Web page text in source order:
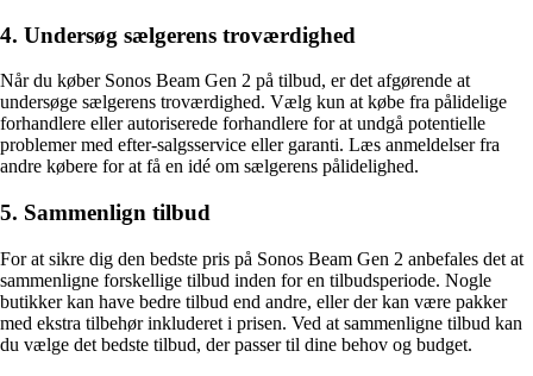
4. Undersøg sælgerens troværdighed
Når du køber Sonos Beam Gen 2 på tilbud, er det afgørende at
undersøge sælgerens troværdighed. Vælg kun at købe fra pålidelige
forhandlere eller autoriserede forhandlere for at undgå potentielle
problemer med efter-salgsservice eller garanti. Læs anmeldelser fra
andre købere for at få en idé om sælgerens pålidelighed.
5. Sammenlign tilbud
For at sikre dig den bedste pris på Sonos Beam Gen 2 anbefales det at
sammenligne forskellige tilbud inden for en tilbudsperiode. Nogle
butikker kan have bedre tilbud end andre, eller der kan være pakker
med ekstra tilbehør inkluderet i prisen. Ved at sammenligne tilbud kan
du vælge det bedste tilbud, der passer til dine behov og budget.